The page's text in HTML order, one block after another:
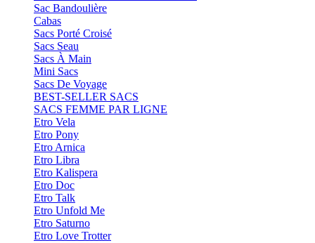
Sac Bandoulière
Cabas
Sacs Porté Croisé
Sacs Seau
Sacs À Main
Mini Sacs
Sacs De Voyage
BEST-SELLER SACS
SACS FEMME PAR LIGNE
Etro Vela
Etro Pony
Etro Arnica
Etro Libra
Etro Kalispera
Etro Doc
Etro Talk
Etro Unfold Me
Etro Saturno
Etro Love Trotter